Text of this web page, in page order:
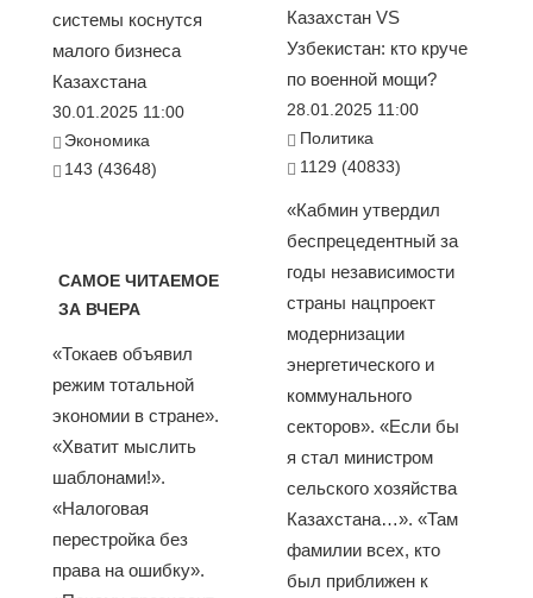
системы коснутся
малого бизнеса
Казахстана
30.01.2025 11:00
Экономика
143 (43648)
САМОЕ ЧИТАЕМОЕ
ЗА ВЧЕРА
«Токаев объявил
режим тотальной
экономии в стране».
«Хватит мыслить
шаблонами!».
«Налоговая
перестройка без
права на ошибку».
Казахстан VS
Узбекистан: кто круче
по военной мощи?
28.01.2025 11:00
Политика
1129 (40833)
«Кабмин утвердил
беспрецедентный за
годы независимости
страны нацпроект
модернизации
энергетического и
коммунального
секторов». «Если бы
я стал министром
сельского хозяйства
Казахстана…». «Там
фамилии всех, кто
был приближен к